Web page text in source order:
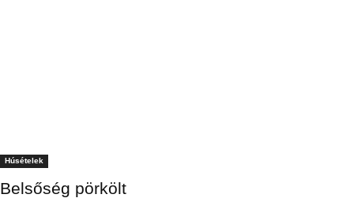
Húsételek
Belsőség pörkölt